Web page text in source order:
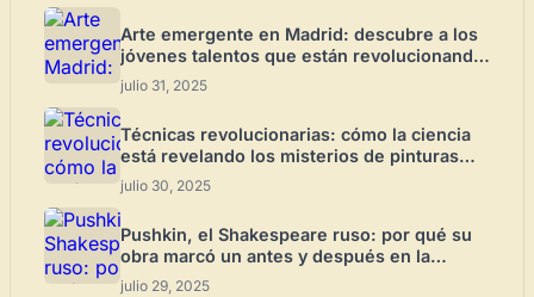
Arte emergente en Madrid: descubre a los
jóvenes talentos que están revolucionando
la escena cultural
julio 31, 2025
Técnicas revolucionarias: cómo la ciencia
está revelando los misterios de pinturas
famosas
julio 30, 2025
Pushkin, el Shakespeare ruso: por qué su
obra marcó un antes y después en la
literatura universal
julio 29, 2025